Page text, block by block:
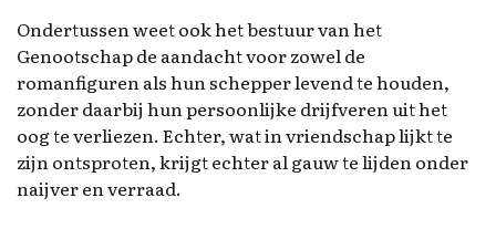
Ondertussen weet ook het bestuur van het
Genootschap de aandacht voor zowel de
romanfiguren als hun schepper levend te houden,
zonder daarbij hun persoonlijke drijfveren uit het
oog te verliezen. Echter, wat in vriendschap lijkt te
zijn ontsproten, krijgt echter al gauw te lijden onder
naijver en verraad.